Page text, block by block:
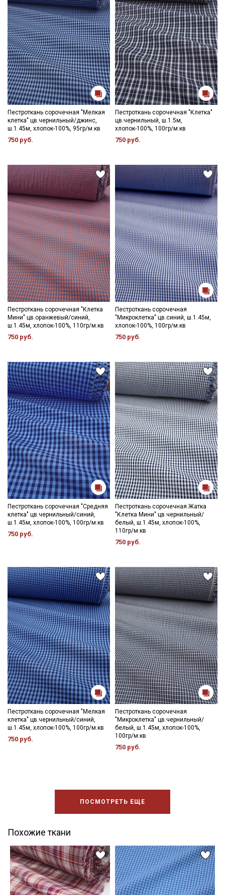
Обратите внимание: цветопередача на экране может
отличаться от реального цвета ткани в зависимости от
настроек вашего монитора и номера партии. Для точного
соответствия цвета рекомендуем заказать образец ткани или
связаться с менеджером для уточнения наличия образцов и
цвета перед оформлением заказа.
Пестроткань сорочечная "Мелкая
клетка" цв.чернильный/джинс,
ш.1.45м, хлопок-100%, 95гр/м.кв
750 руб.
Пестроткань сорочечная "Клетка"
цв.чернильный, ш.1.5м,
хлопок-100%, 100гр/м.кв
750 руб.
Пестроткань сорочечная "Клетка
Мини" цв.оранжевый/синий,
ш.1.45м, хлопок-100%, 110гр/м.кв
750 руб.
Пестроткань сорочечная
"Микроклетка" цв.синий, ш.1.45м,
хлопок-100%, 100гр/м.кв
750 руб.
Пестроткань сорочечная "Средняя
клетка" цв.чернильный/синий,
ш.1.45м, хлопок-100%, 100гр/м.кв
750 руб.
Пестроткань сорочечная Жатка
"Клетка Мини" цв.чернильный/
белый, ш.1.45м, хлопок-100%,
110гр/м.кв
750 руб.
Пестроткань сорочечная "Мелкая
клетка" цв.чернильный/синий,
ш.1.45м, хлопок-100%, 100гр/м.кв
750 руб.
Пестроткань сорочечная
"Микроклетка" цв.чернильный/
белый, ш.1.45м, хлопок-100%,
100гр/м.кв
750 руб.
ПОСМОТРЕТЬ ЕЩЕ
Похожие ткани
Секретная рассылка от Купава
Мы публикуем здесь дополнительные
промокоды и скидки до 30% на узкие
категории тканей
Электронная почта
Подписаться
Ознакомлен(а) сПолитикой обработки персональных
данныхи даюСогласие на обработку персональных
данных
ДаюСогласие на получение рекламных и
информационных рассылок